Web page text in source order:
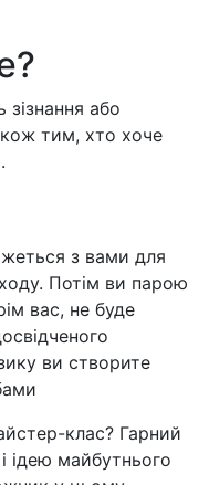
або
тим, хто хоче
з вами для
Потім ви парою
вас, не буде
ви створите
клас? Гарний
ідею майбутнього